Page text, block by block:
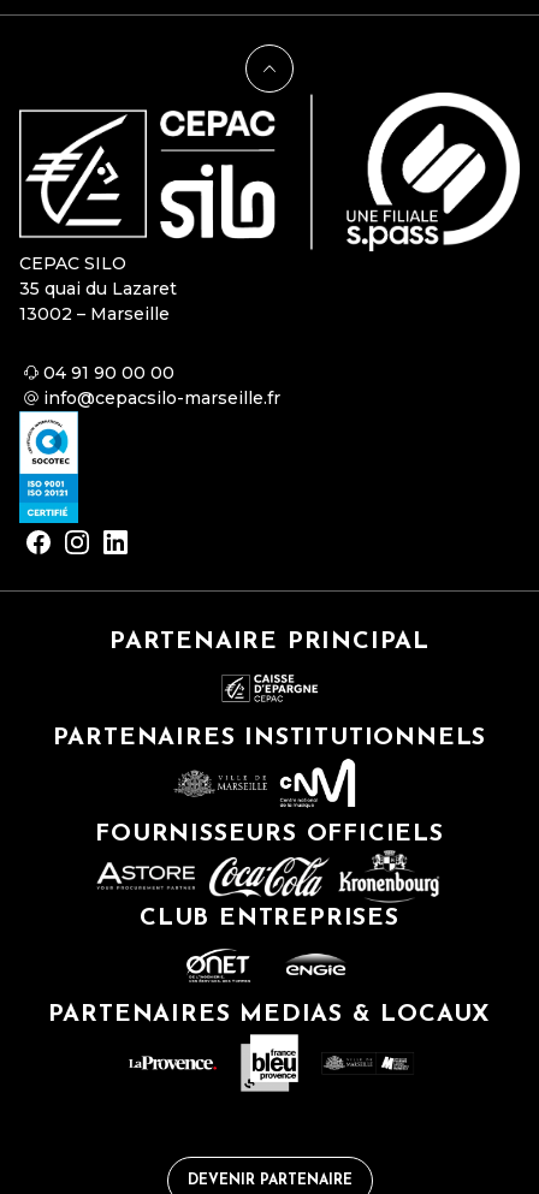
CEPAC SILO
35 quai du Lazaret
13002 – Marseille
04 91 90 00 00
info@cepacsilo-marseille.fr
PARTENAIRE PRINCIPAL
PARTENAIRES INSTITUTIONNELS
FOURNISSEURS OFFICIELS
CLUB ENTREPRISES
PARTENAIRES MEDIAS & LOCAUX
DEVENIR PARTENAIRE